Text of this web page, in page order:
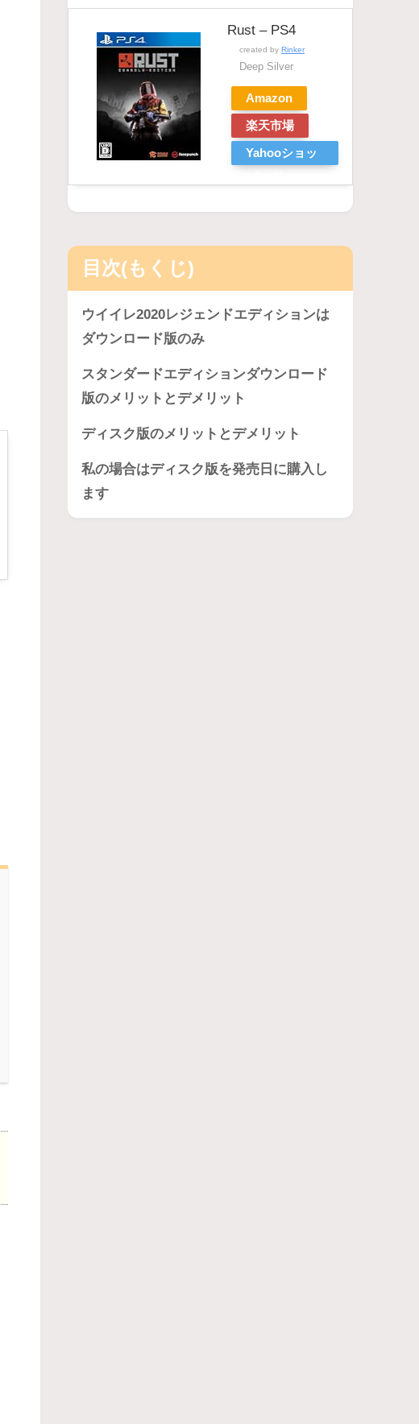
Rust – PS4
created by Rinker
Deep Silver
Amazon
楽天市場
Yahooショッ
目次(もくじ)
ウイイレ2020レジェンドエディションは
ダウンロード版のみ
スタンダードエディションダウンロード
版のメリットとデメリット
ディスク版のメリットとデメリット
私の場合はディスク版を発売日に購入し
ます